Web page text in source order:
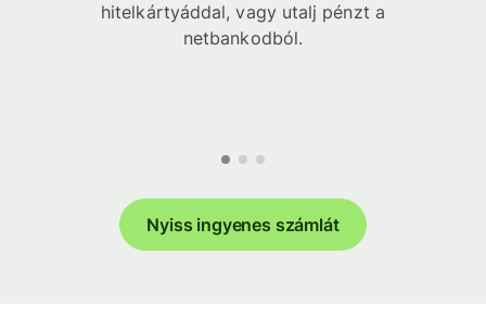
hitelkártyáddal, vagy utalj pénzt a
netbankodból.
Nyiss ingyenes számlát